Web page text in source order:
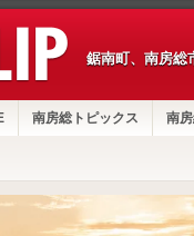
鋸南町、南房総
南房総トピックス 南